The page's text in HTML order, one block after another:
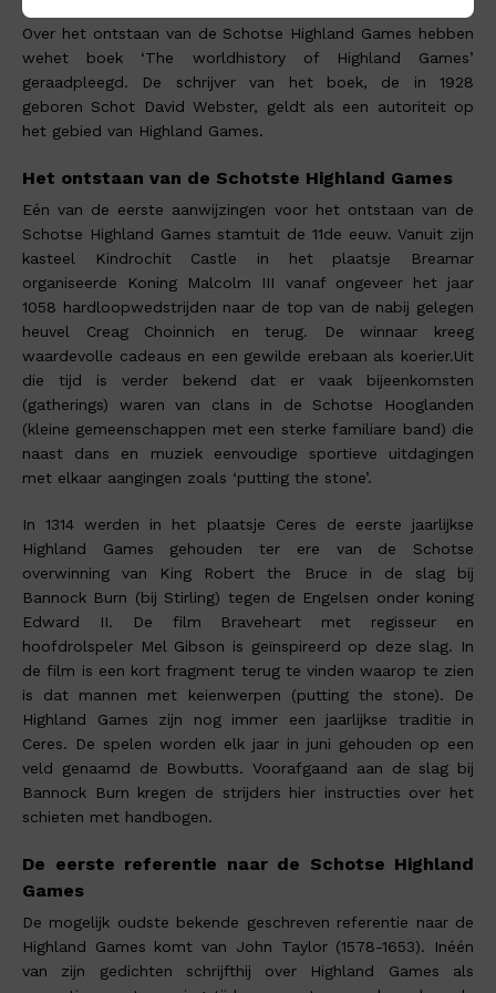
Over het ontstaan van de Schotse Highland Games hebben
wehet boek ‘The worldhistory of Highland Games’
geraadpleegd. De schrijver van het boek, de in 1928
geboren Schot David Webster, geldt als een autoriteit op
het gebied van Highland Games.
Het ontstaan van de Schotste Highland Games
Eén van de eerste aanwijzingen voor het ontstaan van de
Schotse Highland Games stamtuit de 11de eeuw. Vanuit zijn
kasteel Kindrochit Castle in het plaatsje Breamar
organiseerde Koning Malcolm III vanaf ongeveer het jaar
1058 hardloopwedstrijden naar de top van de nabij gelegen
heuvel Creag Choinnich en terug. De winnaar kreeg
waardevolle cadeaus en een gewilde erebaan als koerier.Uit
die tijd is verder bekend dat er vaak bijeenkomsten
(gatherings) waren van clans in de Schotse Hooglanden
(kleine gemeenschappen met een sterke familiare band) die
naast dans en muziek eenvoudige sportieve uitdagingen
met elkaar aangingen zoals ‘putting the stone’.
In 1314 werden in het plaatsje Ceres de eerste jaarlijkse
Highland Games gehouden ter ere van de Schotse
overwinning van King Robert the Bruce in de slag bij
Bannock Burn (bij Stirling) tegen de Engelsen onder koning
Edward II. De film Braveheart met regisseur en
hoofdrolspeler Mel Gibson is geïnspireerd op deze slag. In
de film is een kort fragment terug te vinden waarop te zien
is dat mannen met keienwerpen (putting the stone). De
Highland Games zijn nog immer een jaarlijkse traditie in
Ceres. De spelen worden elk jaar in juni gehouden op een
veld genaamd de Bowbutts. Voorafgaand aan de slag bij
Bannock Burn kregen de strijders hier instructies over het
schieten met handbogen.
De eerste referentie naar de Schotse Highland
Games
De mogelijk oudste bekende geschreven referentie naar de
Highland Games komt van John Taylor (1578-1653). Inéén
van zijn gedichten schrijfthij over Highland Games als